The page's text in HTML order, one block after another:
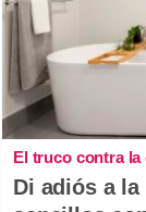
El truco contra la
Di adiós a